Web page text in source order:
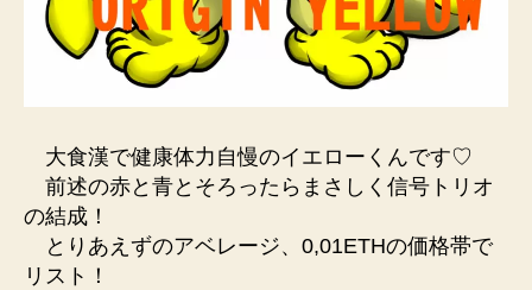
大食漢で健康体力自慢のイエローくんです♡
前述の赤と青とそろったらまさしく信号トリオ
の結成！
とりあえずのアベレージ、0,01ETHの価格帯で
リスト！